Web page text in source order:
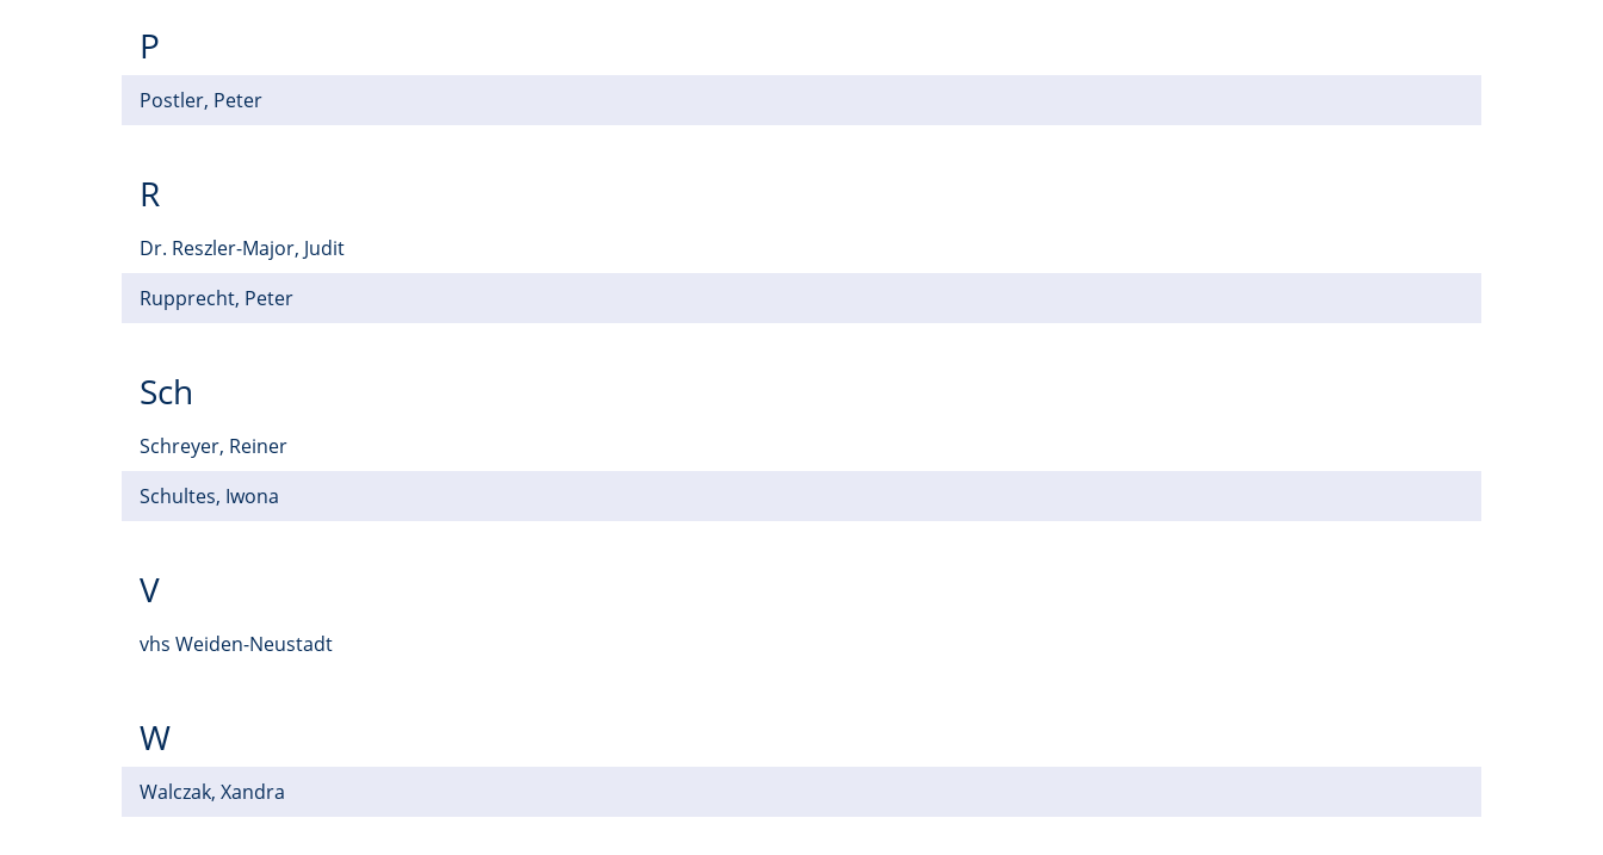
P
Postler, Peter
R
Dr. Reszler-Major, Judit
Rupprecht, Peter
Sch
Schreyer, Reiner
Schultes, Iwona
V
vhs Weiden-Neustadt
W
Walczak, Xandra